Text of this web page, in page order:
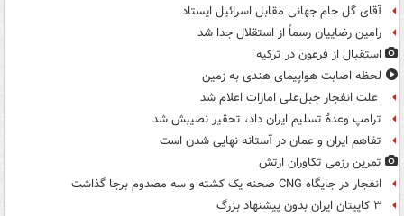
آقای گل جام جهانی مقابل اسرائیل ایستاد
رامین رضاییان رسماً از استقلال جدا شد
استقبال از فرعون در ترکیه
لحظه اصابت هواپیمای هندی به زمین
علت انفجار جبل‌علی امارات اعلام شد
ترامپ وعدۀ تسلیم ایران داد، تحقیر نصیبش شد
تفاهم ایران و عمان در آستانه نهایی شدن است
تمرین رزمی تکاوران ارتش
انفجار در جایگاه CNG صحنه یک کشته و سه مصدوم برجا گذاشت
۳ کاپیتان ایران بدون پیشنهاد بزرگ